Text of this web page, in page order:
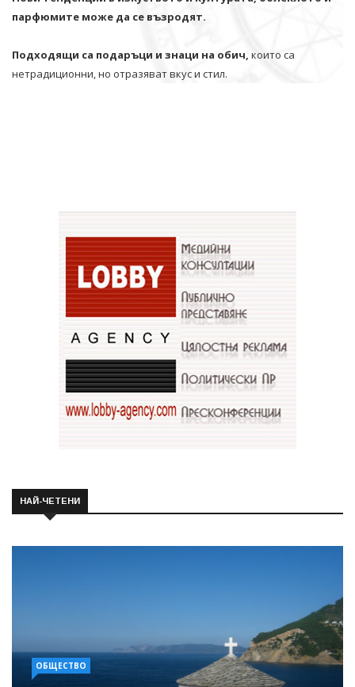
парфюмите може да се възродят.
Подходящи са подаръци и знаци на обич, които са
нетрадиционни, но отразяват вкус и стил.
НАЙ-ЧЕТЕНИ
ОБЩЕСТВО